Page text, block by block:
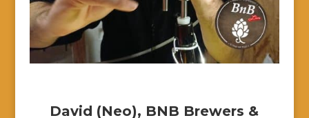
David (Neo), BNB Brewers &